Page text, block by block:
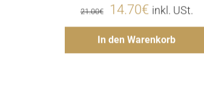
21.00€
Ursprünglicher
Preis
war:
14.70€Aktueller
Preis
ist:
inkl. USt.
In den Warenkorb
Hinzufügen